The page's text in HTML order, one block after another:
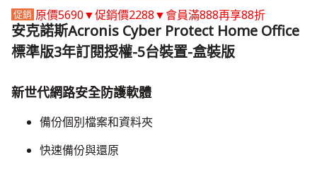
原價5690▼促銷價2288▼會員滿888再享88折
安克諾斯Acronis Cyber Protect Home Office
標準版3年訂閱授權-5台裝置-盒裝版
新世代網路安全防護軟體
備份個別檔案和資料夾
快速備份與還原